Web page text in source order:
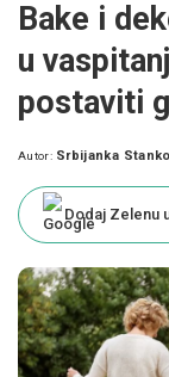
Bake i
u
postaviti
Posted
Autor: Srbijanka
Dodaj Zelenu